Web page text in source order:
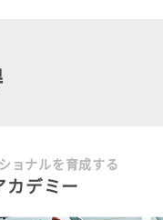
ョナルを育成する
カデミー